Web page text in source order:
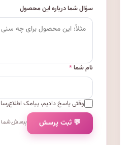
سؤال شما درباره این محصول
نام شما*
وقتی پاسخ دادیم، پیامک
💬 ثبت پرسش پرسش شما